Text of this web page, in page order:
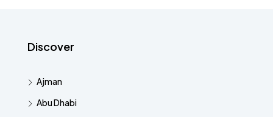
Discover
Ajman
Abu Dhabi